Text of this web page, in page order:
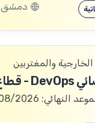
دمشق
الخارجية والمغتربين
النهائي: 31/08/2026